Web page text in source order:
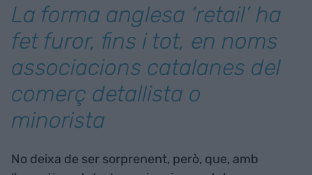
La forma anglesa ‘retail’ ha
fet furor, fins i tot, en noms
associacions catalanes del
comerç detallista o
minorista
No deixa de ser sorprenent, però, que, amb